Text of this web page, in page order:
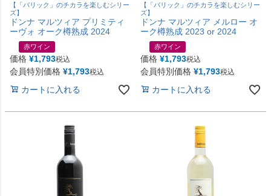
【「バリック」のチカラを楽しむシリー
ズ】
ドンナ マルツィア プリミティ
ーヴォ オーク樽熟成 2024
赤ワイン
価格 ¥1,793税込
会員特別価格 ¥1,793税込
カートに入れる
【「バリック」のチカラを楽しむシリー
ズ】
ドンナ マルツィア メルロー オ
ーク樽熟成 2023 or 2024
赤ワイン
価格 ¥1,793税込
会員特別価格 ¥1,793税込
カートに入れる